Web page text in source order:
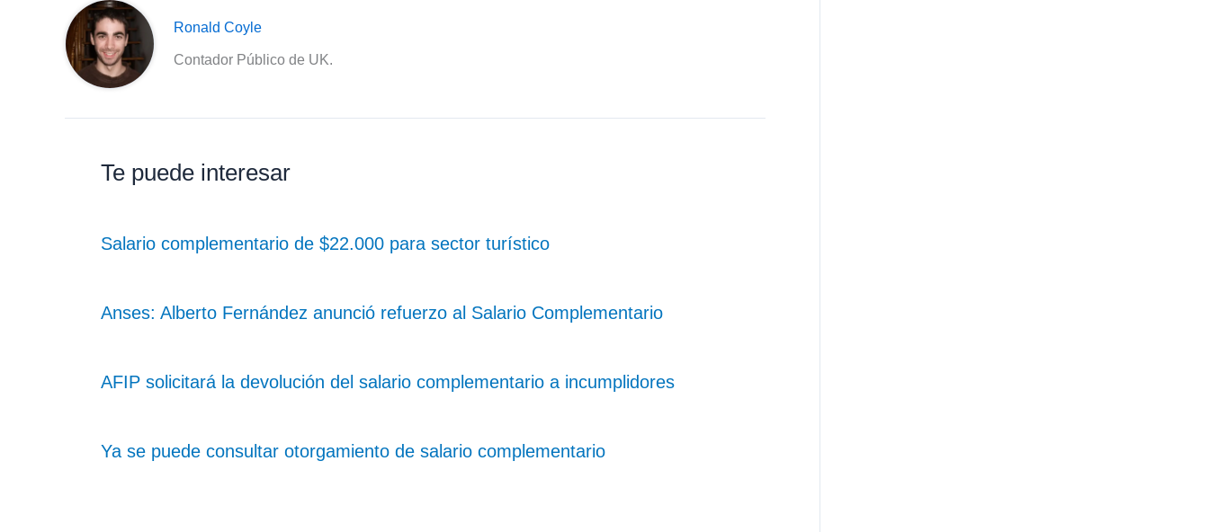
Ronald Coyle
Contador Público de UK.
Te puede interesar
Salario complementario de $22.000 para sector turístico
Anses: Alberto Fernández anunció refuerzo al Salario Complementario
AFIP solicitará la devolución del salario complementario a incumplidores
Ya se puede consultar otorgamiento de salario complementario